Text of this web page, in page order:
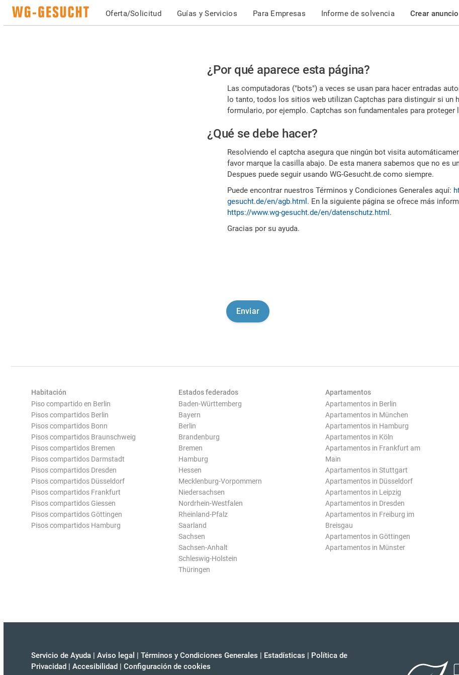
Oferta/Solicitud Guías y Servicios Para Empresas Informe de solvencia Crear anuncio
Por
favor,
confirme
es
humano
¿Por qué aparece esta página?
Las computadoras ("bots") a veces se usan para hacer entradas
lo tanto, todos los sitios web utilizan Captchas para distinguir si un
formulario, por ejemplo. Captchas son fundamentales para
¿Qué se debe hacer?
Resolviendo el captcha asegura que ningún bot visita
favor marque la casilla abajo. De esta manera sabemos que no es
Despues puede seguir usando WG-Gesucht.de como siempre.
Puede encontrar nuestros Términos y Condiciones Generales aquí:
gesucht.de/en/agb.html . En la siguiente página se ofrece más
https://www.wg-gesucht.de/en/datenschutz.html .
Gracias por su ayuda.
Habitación
Piso compartido en Berlin
Pisos compartidos Berlin
Pisos compartidos Bonn
Pisos compartidos Braunschweig
Pisos compartidos Bremen
Pisos compartidos Darmstadt
Pisos compartidos Dresden
Pisos compartidos Düsseldorf
Pisos compartidos Frankfurt
Pisos compartidos Giessen
Pisos compartidos Göttingen
Pisos compartidos Hamburg
Estados federados
Baden-Württemberg
Bayern
Berlin
Brandenburg
Bremen
Hamburg
Hessen
Mecklenburg-Vorpommern
Niedersachsen
Nordrhein-Westfalen
Rheinland-Pfalz
Saarland
Sachsen
Sachsen-Anhalt
Schleswig-Holstein
Thüringen
Apartamentos
Apartamentos in Berlin
Apartamentos in München
Apartamentos in Hamburg
Apartamentos in Köln
Apartamentos in Frankfurt am
Main
Apartamentos in Stuttgart
Apartamentos in Düsseldorf
Apartamentos in Leipzig
Apartamentos in Dresden
Apartamentos in Freiburg im
Breisgau
Apartamentos in Göttingen
Apartamentos in Münster
Servicio de Ayuda | Aviso legal | Términos y Condiciones Generales | Estadísticas | Política de
Privacidad | Accesibilidad | Configuración de cookies